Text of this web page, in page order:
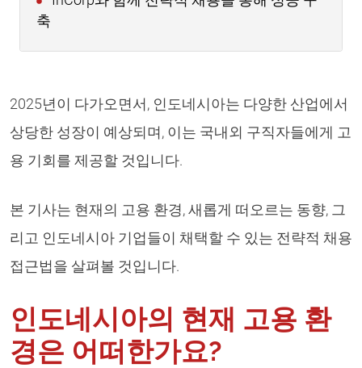
축
2025년이 다가오면서, 인도네시아는 다양한 산업에서
상당한 성장이 예상되며, 이는 국내외 구직자들에게 고
용 기회를 제공할 것입니다.
본 기사는 현재의 고용 환경, 새롭게 떠오르는 동향, 그
리고 인도네시아 기업들이 채택할 수 있는 전략적 채용
접근법을 살펴볼 것입니다.
인도네시아의 현재 고용 환
경은 어떠한가요?